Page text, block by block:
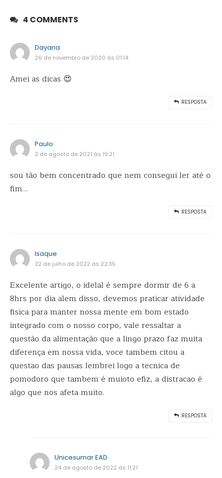
4 COMMENTS
Dayana
26 de novembro de 2020 ás 01:14
Amei as dicas 😍
RESPOSTA
Paulo
2 de agosto de 2021 ás 19:21
sou tão bem concentrado que nem consegui ler até o
fim…
RESPOSTA
Isaque
22 de julho de 2022 ás 22:35
Excelente artigo, o idelal é sempre dormir de 6 a
8hrs por dia alem disso, devemos praticar atividade
fisica para manter nossa mente em bom estado
integrado com o nosso corpo, vale ressaltar a
questão da alimentação que a lingo prazo faz muita
diferença em nossa vida, voce tambem citou a
questao das pausas lembrei logo a tecnica de
pomodoro que tambem é muioto efiz, a distracao é
algo que nos afeta muito.
RESPOSTA
Unicesumar EAD
24 de agosto de 2022 ás 11:21